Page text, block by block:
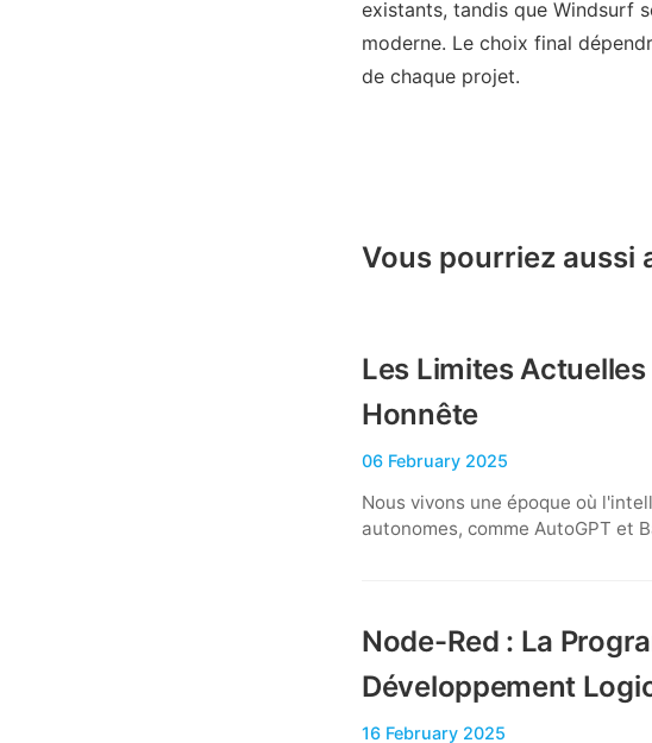
existants, tandis que Windsurf
moderne. Le choix final
de chaque projet.
Vous pourriez aussi
Les Limites
Honnête
06 February 2025
Nous vivons une époque où
autonomes, comme AutoGPT et
Node-Red : La
Développement
16 February 2025